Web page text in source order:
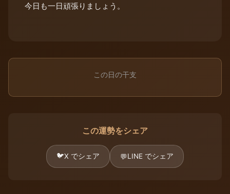
今日も一日頑張りましょう。
この日の干支
この運勢をシェア
🐦X でシェア 💬LINE でシェア